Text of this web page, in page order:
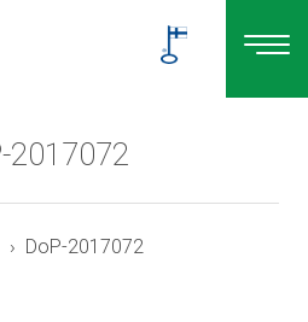
2017072
DoP-2017072